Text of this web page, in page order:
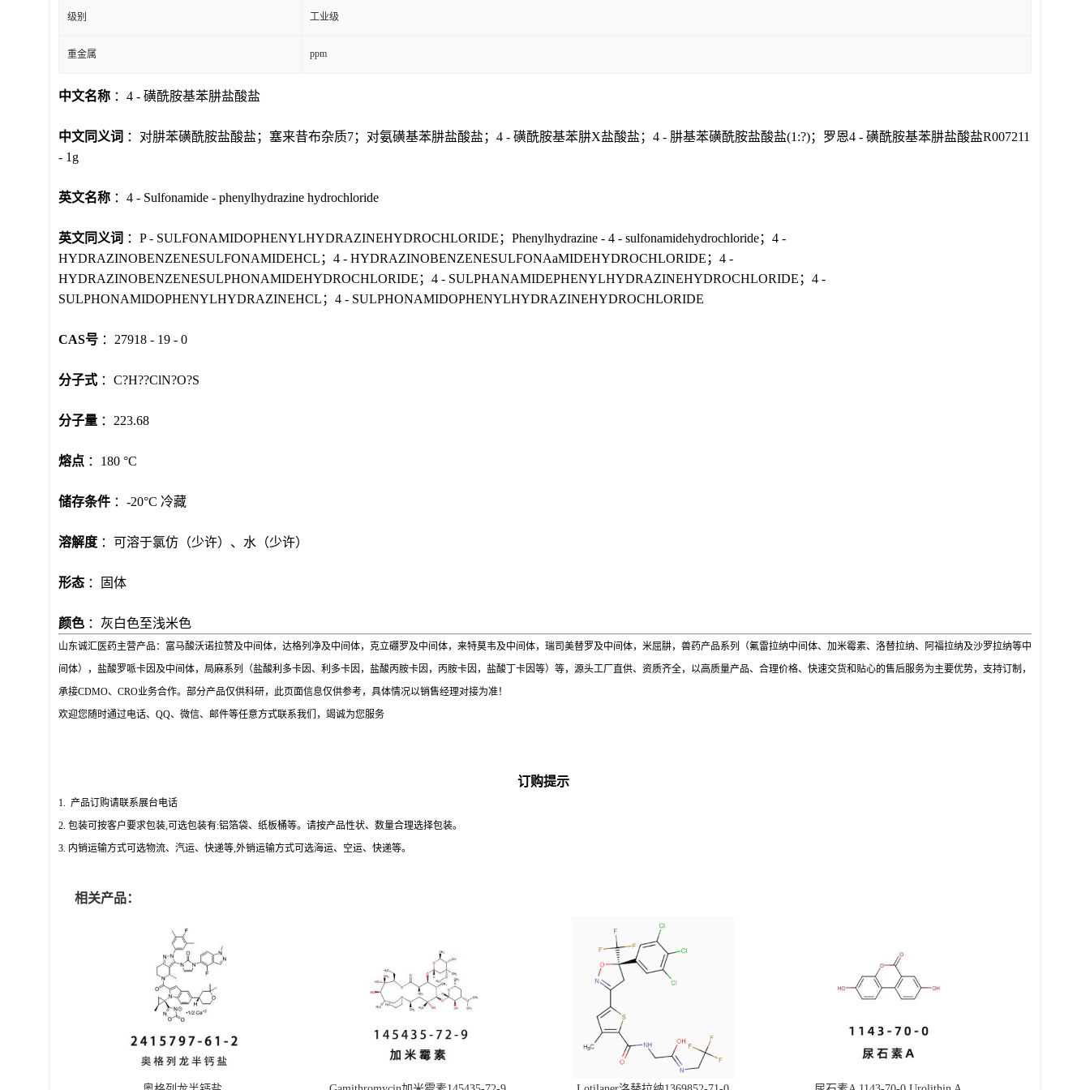
级别 工业级
重金属 ppm
中文名称 ：4 - 磺酰胺基苯肼盐酸盐
中文同义词 ：对肼苯磺酰胺盐酸盐；塞来昔布杂质7；对氨磺基苯肼盐酸盐；4 - 磺酰胺基苯肼X盐酸盐；4 - 肼基苯磺酰胺盐酸盐(1:?)；罗恩4 - 磺酰胺基苯肼盐酸盐R007211
- 1g
英文名称 ：4 - Sulfonamide - phenylhydrazine hydrochloride
英文同义词 ：P - SULFONAMIDOPHENYLHYDRAZINEHYDROCHLORIDE；Phenylhydrazine - 4 - sulfonamidehydrochloride；4 -
HYDRAZINOBENZENESULFONAMIDEHCL；4 - HYDRAZINOBENZENESULFONAaMIDEHYDROCHLORIDE；4 -
HYDRAZINOBENZENESULPHONAMIDEHYDROCHLORIDE；4 - SULPHANAMIDEPHENYLHYDRAZINEHYDROCHLORIDE；4 -
SULPHONAMIDOPHENYLHYDRAZINEHCL；4 - SULPHONAMIDOPHENYLHYDRAZINEHYDROCHLORIDE
CAS号 ：27918 - 19 - 0
分子式 ：C?H??ClN?O?S
分子量 ：223.68
熔点 ：180 °C
储存条件 ：-20°C 冷藏
溶解度 ：可溶于氯仿（少许）、水（少许）
形态 ：固体
颜色 ：灰白色至浅米色
山东诚汇医药主营产品：富马酸沃诺拉赞及中间体，达格列净及中间体，克立硼罗及中间体，来特莫韦及中间体，瑞司美替罗及中间体，米屈肼，兽药产品系列（氟雷拉纳中间体、加米霉素、洛替拉纳、阿福拉纳及沙罗拉纳等中
间体），盐酸罗哌卡因及中间体，局麻系列（盐酸利多卡因、利多卡因，盐酸丙胺卡因，丙胺卡因，盐酸丁卡因等）等，源头工厂直供、资质齐全，以高质量产品、合理价格、快速交货和贴心的售后服务为主要优势，支持订制，
承接CDMO、CRO业务合作。部分产品仅供科研，此页面信息仅供参考，具体情况以销售经理对接为准！
欢迎您随时通过电话、 QQ、微信、邮件等任意方式联系我们，竭诚为您服务
订购提示
1. 产品订购请联系展台电话
2. 包装可按客户要求包装,可选包装有:铝箔袋、纸板桶等。请按产品性状、数量合理选择包装。
3. 内销运输方式可选物流、汽运、快递等,外销运输方式可选海运、空运、快递等。
相关产品：